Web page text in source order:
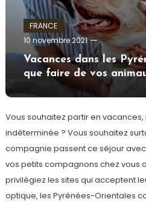
FRANCE
10 novembre 2021
admin
Vacances dans les
que faire de vos
Vous souhaitez partir en
indéterminée ? Vous souhaitez
compagnie passent ce séjour
vos petits compagnons chez vous
privilégiez les sites qui acceptent
optique, les Pyrénées-Orientales